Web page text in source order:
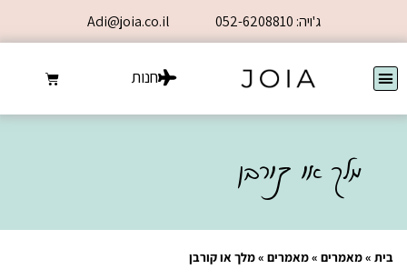
ג'ויה: 052-6208810 Adi@joia.co.il
חנות
מלך או קורבן
בית»מאמרים»מאמרים»מלך או קורבן